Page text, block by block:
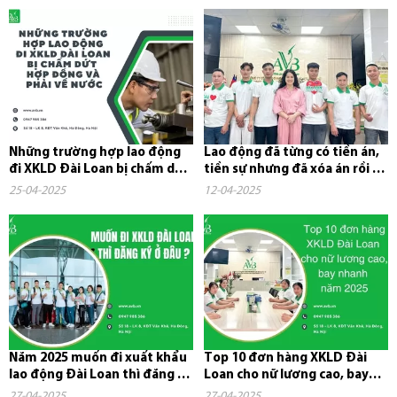
Những trường hợp lao động
đi XKLD Đài Loan bị chấm dứt
hợp đồng và phải về nước
25-04-2025
Lao động đã từng có tiền án,
tiền sự nhưng đã xóa án rồi có
đi xuất khẩu lao...
12-04-2025
Năm 2025 muốn đi xuất khẩu
lao động Đài Loan thì đăng ký
ở đâu?
Top 10 đơn hàng XKLD Đài
Loan cho nữ lương cao, bay
nhanh năm 2025